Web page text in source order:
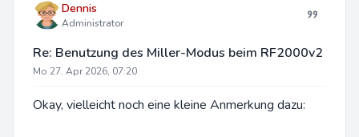
Dennis
Administrator
Re: Benutzung des Miller-Modus beim RF2000v2
Mo 27. Apr 2026, 07:20
Okay, vielleicht noch eine kleine Anmerkung dazu: